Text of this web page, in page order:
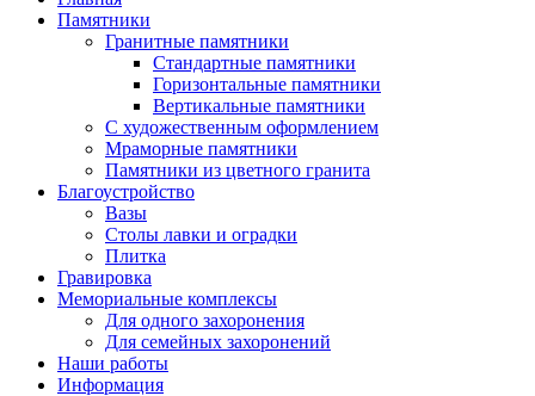
Памятники
Гранитные памятники
Стандартные памятники
Горизонтальные памятники
Вертикальные памятники
С художественным оформлением
Мраморные памятники
Памятники из цветного гранита
Благоустройство
Вазы
Столы лавки и оградки
Плитка
Гравировка
Мемориальные комплексы
Для одного захоронения
Для семейных захоронений
Наши работы
Информация